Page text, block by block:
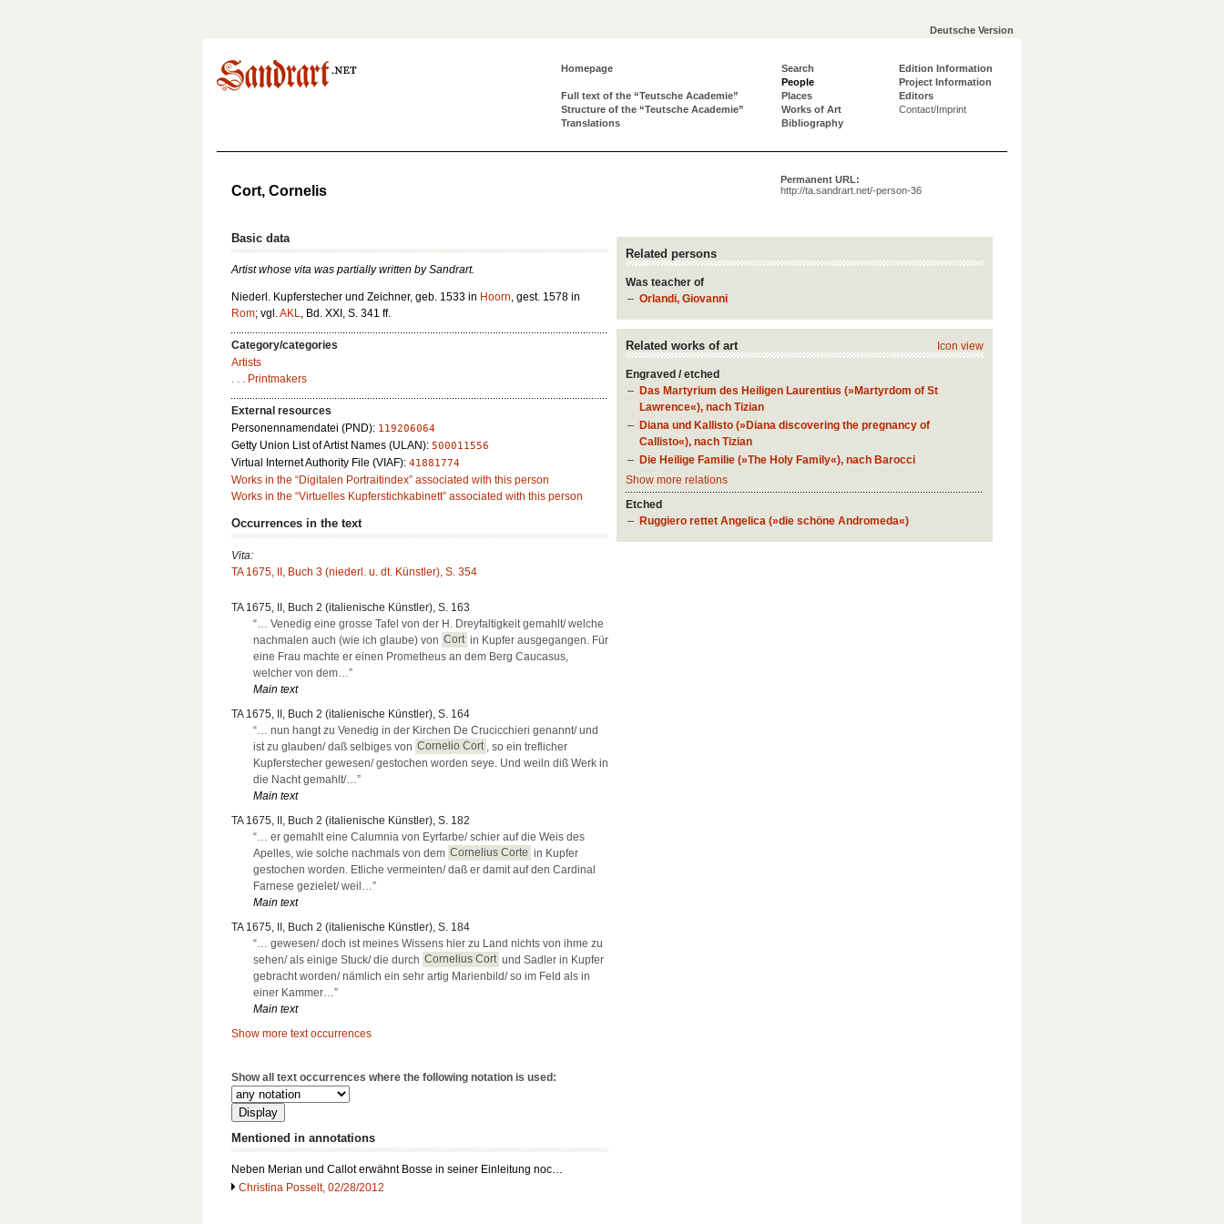
Deutsche Version
Homepage
Full text of the “Teutsche Academie”
Structure of the “Teutsche Academie”
Translations
Search
People
Places
Works of Art
Bibliography
Edition Information
Project Information
Editors
Contact/Imprint
Permanent URL:
http://ta.sandrart.net/-person-36
Cort, Cornelis
Related persons
Was teacher of
Orlandi, Giovanni
Icon view
Related works of art
Engraved / etched
Das Martyrium des Heiligen Laurentius (»Martyrdom of St
Lawrence«), nach Tizian
Diana und Kallisto (»Diana discovering the pregnancy of
Callisto«), nach Tizian
Die Heilige Familie (»The Holy Family«), nach Barocci
Show more relations
Etched
Ruggiero rettet Angelica (»die schöne Andromeda«)
Basic data
Artist whose vita was partially written by Sandrart.
Niederl. Kupferstecher und Zeichner, geb. 1533 in Hoorn, gest. 1578 in
Rom; vgl.AKL, Bd. XXI, S. 341 ff.
Category/categories
Artists
. . . Printmakers
External resources
Personennamendatei (PND): 119206064
Getty Union List of Artist Names (ULAN): 500011556
Virtual Internet Authority File (VIAF): 41881774
Works in the “Digitalen Portraitindex” associated with this person
Works in the “Virtuelles Kupferstichkabinett” associated with this person
Occurrences in the text
Vita:
TA 1675, II, Buch 3 (niederl. u. dt. Künstler), S. 354
TA 1675, II, Buch 2 (italienische Künstler), S. 163
“… Venedig eine grosse Tafel von der H. Dreyfaltigkeit gemahlt/ welche
nachmalen auch (wie ich glaube) von Cort in Kupfer ausgegangen. Für
eine Frau machte er einen Prometheus an dem Berg Caucasus,
welcher von dem…”
Main text
TA 1675, II, Buch 2 (italienische Künstler), S. 164
“… nun hangt zu Venedig in der Kirchen De Crucicchieri genannt/ und
ist zu glauben/ daß selbiges von Cornelio Cort
, so ein treflicher
Kupferstecher gewesen/ gestochen worden seye. Und weiln diß Werk in
die Nacht gemahlt/…”
Main text
TA 1675, II, Buch 2 (italienische Künstler), S. 182
“… er gemahlt eine Calumnia von Eyrfarbe/ schier auf die Weis des
Apelles, wie solche nachmals von dem Cornelius Corte in Kupfer
gestochen worden. Etliche vermeinten/ daß er damit auf den Cardinal
Farnese gezielet/ weil…”
Main text
TA 1675, II, Buch 2 (italienische Künstler), S. 184
“… gewesen/ doch ist meines Wissens hier zu Land nichts von ihme zu
sehen/ als einige Stuck/ die durch Cornelius Cort und Sadler in Kupfer
gebracht worden/ nämlich ein sehr artig Marienbild/ so im Feld als in
einer Kammer…”
Main text
Show more text occurrences
Show all text occurrences where the following notation is used:
Mentioned in annotations
Neben Merian und Callot erwähnt Bosse in seiner Einleitung noc…
Christina Posselt, 02/28/2012